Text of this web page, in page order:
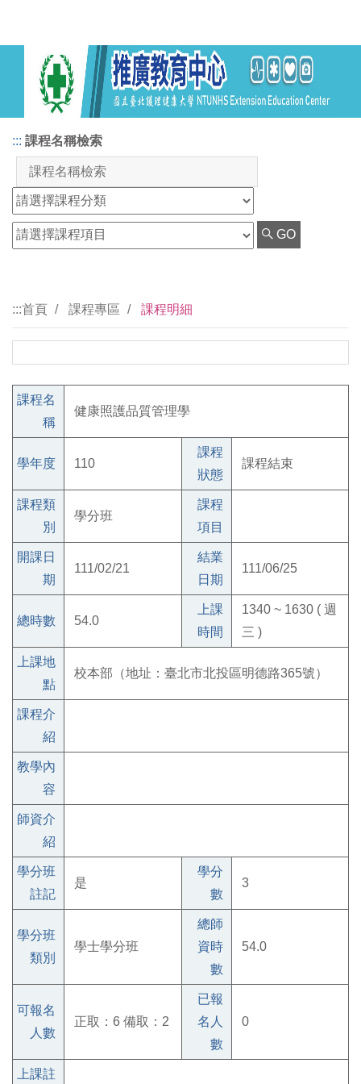
::: 課程名稱檢索
GO
:::首頁 課程專區 課程明細
課程名
稱
健康照護品質管理學
學年度 110
課程
狀態
課程結束
課程類
別
學分班
課程
項目
開課日
期
111/02/21
結業
日期
111/06/25
總時數 54.0
上課
時間
1340 ~ 1630 ( 週
三 )
上課地
點
校本部（地址：臺北市北投區明德路365號）
課程介
紹
教學內
容
師資介
紹
學分班
註記
是
學分
數
3
學分班
類別
學士學分班
總師
資時
數
54.0
可報名
人數
正取：6 備取：2
已報
名人
數
0
上課註